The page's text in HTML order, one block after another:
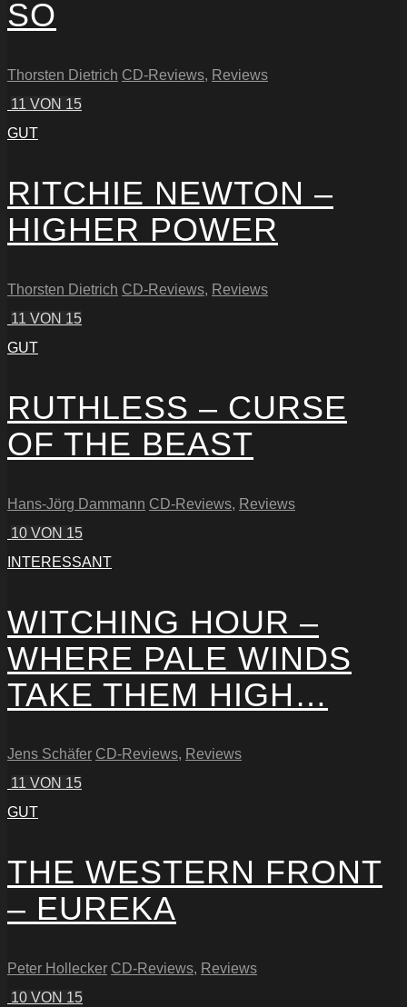
SO
Thorsten Dietrich CD-Reviews, Reviews
11 VON 15
GUT
RITCHIE NEWTON –
HIGHER POWER
Thorsten Dietrich CD-Reviews, Reviews
11 VON 15
GUT
RUTHLESS – CURSE
OF THE BEAST
Hans-Jörg Dammann CD-Reviews, Reviews
10 VON 15
INTERESSANT
WITCHING HOUR –
WHERE PALE WINDS
TAKE THEM HIGH…
Jens Schäfer CD-Reviews, Reviews
11 VON 15
GUT
THE WESTERN FRONT
– EUREKA
Peter Hollecker CD-Reviews, Reviews
10 VON 15